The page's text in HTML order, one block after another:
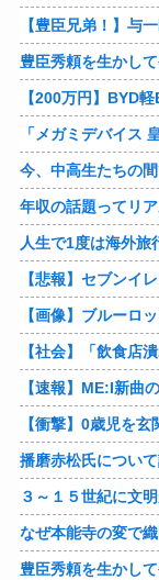
【豊臣兄弟！】与
豊臣秀頼を生かし
【200万円】BYD
年収の話題ってリ
人生で1度は海外
【悲報】セブンイ
【画像】ブルーロ
【速報】ME:I新曲
播磨赤松氏につい
３～１５世紀に文
なぜ本能寺の変で
豊臣秀頼を生かし